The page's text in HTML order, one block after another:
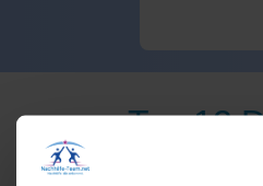
Top 12